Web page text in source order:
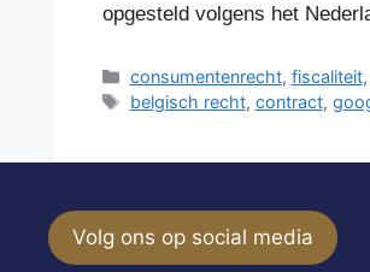
opgesteld volgens het
Categorieën
consumentenrecht, fiscaliteit,
Tags
belgisch recht, contract,
Volg ons op social media